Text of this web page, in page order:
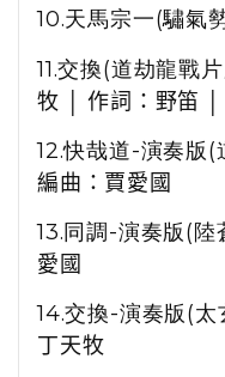
10.天馬宗一(驌氣
11.交換(道劫龍戰
牧 │ 作詞：野笛
12.快哉道-演奏版
編曲：賈愛國
13.同調-演奏版(
愛國
14.交換-演奏版(
丁天牧